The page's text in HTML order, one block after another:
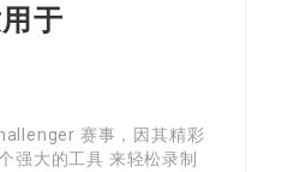
于
赛事，因其精彩
强大的工具 来轻松录制